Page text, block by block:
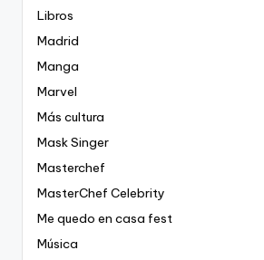
Libros
Madrid
Manga
Marvel
Más cultura
Mask Singer
Masterchef
MasterChef Celebrity
Me quedo en casa fest
Música